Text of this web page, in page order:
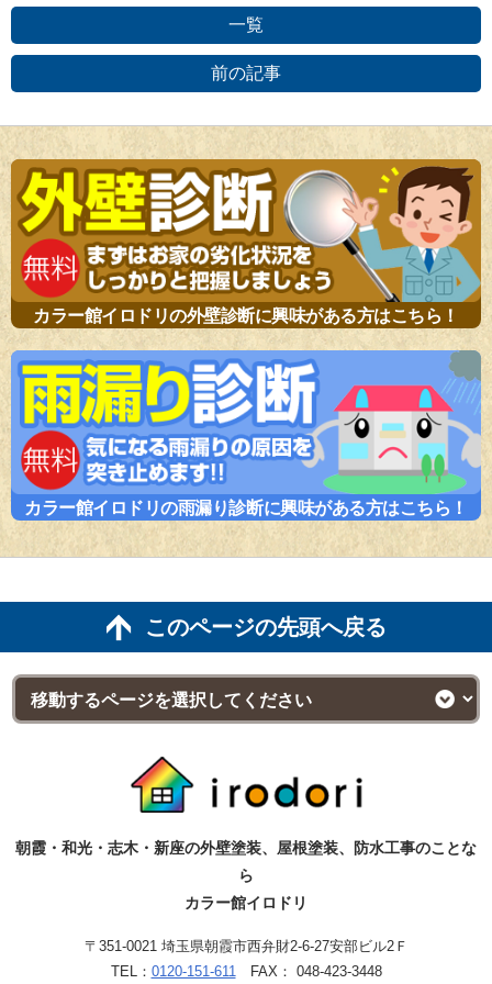
一覧
前の記事
カラー館イロドリの外壁診断に興味がある方はこちら！
カラー館イロドリの雨漏り診断に興味がある方はこちら！
このページの先頭へ戻る
朝霞・和光・志木・新座の外壁塗装、屋根塗装、防水工事のことな
ら
カラー館イロドリ
〒351-0021 埼玉県朝霞市西弁財2-6-27安部ビル2Ｆ
TEL： 0120-151-611 FAX： 048-423-3448